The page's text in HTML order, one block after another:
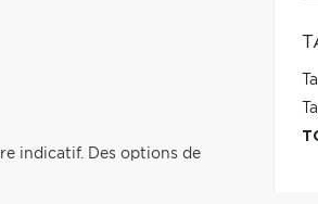
indicatif. Des options de